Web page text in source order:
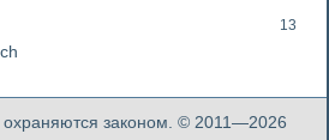
13
законом. © 2011—2026